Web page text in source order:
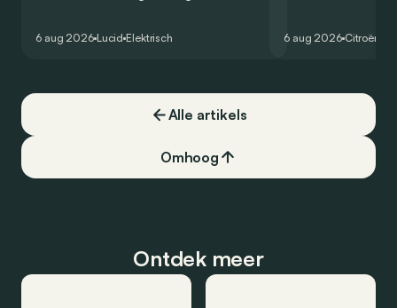
constructeur vervoegen.
6 aug 2026 Lucid Elektrisch
dat ook gelukt?
6 aug 2026 Citroën
Alle artikels
Omhoog
Ontdek meer